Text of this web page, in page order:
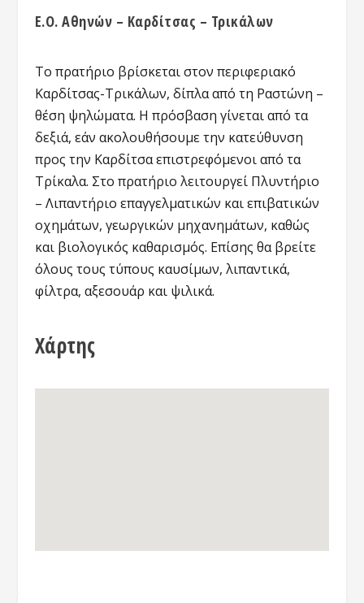
Ε.Ο. Αθηνών – Καρδίτσας – Τρικάλων
Το πρατήριο βρίσκεται στoν περιφεριακό
Καρδίτσας-Τρικάλων, δίπλα από τη Ραστώνη –
θέση ψηλώματα. Η πρόσβαση γίνεται από τα
δεξιά, εάν ακολουθήσουμε την κατεύθυνση
προς την Καρδίτσα επιστρεφόμενοι από τα
Τρίκαλα. Στο πρατήριο λειτουργεί Πλυντήριο
– Λιπαντήριο επαγγελματικών και επιβατικών
οχημάτων, γεωργικών μηχανημάτων, καθώς
και βιολογικός καθαρισμός. Επίσης θα βρείτε
όλους τους τύπους καυσίμων, λιπαντικά,
φίλτρα, αξεσουάρ και ψιλικά.
Χάρτης